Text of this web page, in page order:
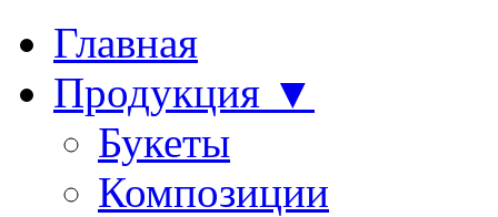
Главная
Продукция ▼
Букеты
Композиции